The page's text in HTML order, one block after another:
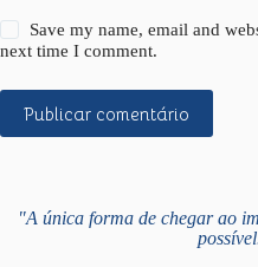
Save my name, email and
next time I comment.
Publicar comentário
"A única forma de chegar ao